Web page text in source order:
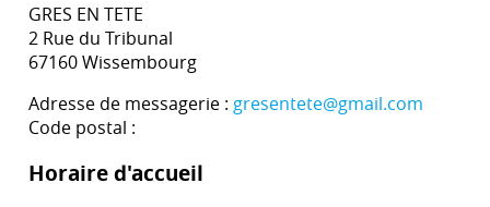
GRES EN TETE
2 Rue du Tribunal
67160 Wissembourg
Adresse de messagerie : gresentete@gmail.com
Code postal :
Horaire d'accueil